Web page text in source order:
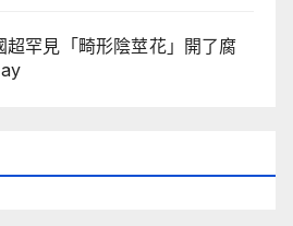
罕見「畸形陰莖花」開了腐